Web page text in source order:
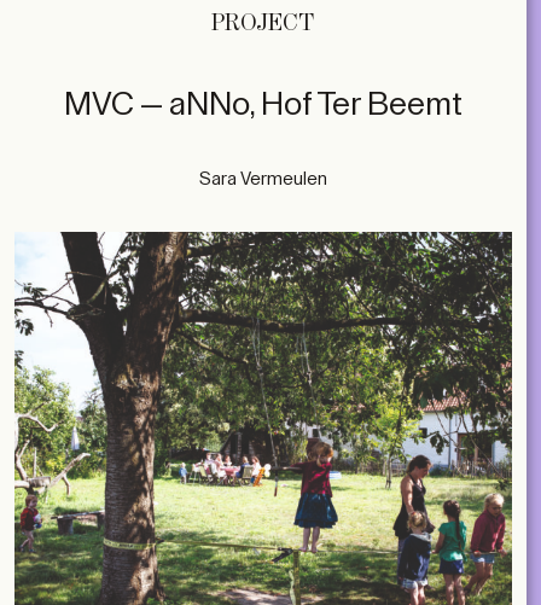
PROJECT
MVC — aNNo, Hof Ter Beemt
Sara Vermeulen